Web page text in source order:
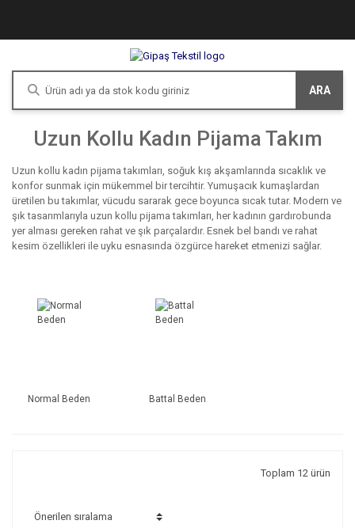
ARA
Uzun Kollu Kadın Pijama Takım
Uzun kollu kadın pijama takımları, soğuk kış akşamlarında sıcaklık ve
konfor sunmak için mükemmel bir tercihtir. Yumuşacık kumaşlardan
üretilen bu takımlar, vücudu sararak gece boyunca sıcak tutar. Modern ve
şık tasarımlarıyla uzun kollu pijama takımları, her kadının gardırobunda
yer alması gereken rahat ve şık parçalardır. Esnek bel bandı ve rahat
kesim özellikleri ile uyku esnasında özgürce hareket etmenizi sağlar.
Normal Beden Battal Beden
Toplam 12 ürün